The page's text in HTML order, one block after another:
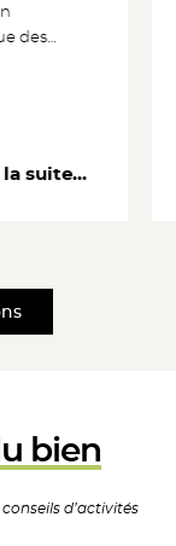
des…
la suite...
bien
d’activités